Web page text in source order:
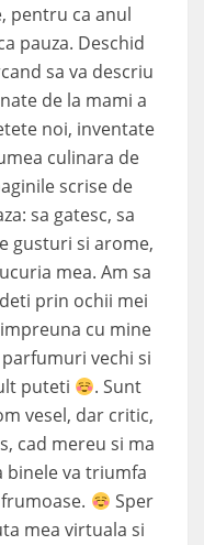
pentru ca anul
pauza. Deschid
sa va descriu
de la mami a
noi, inventate
culinara de
scrise de
sa gatesc, sa
gusturi si arome,
mea. Am sa
prin ochii mei
cu mine
vechi si
puteti
. Sunt
vesel, dar critic,
cad mereu si ma
binele va triumfa
Sper
mea virtuala si